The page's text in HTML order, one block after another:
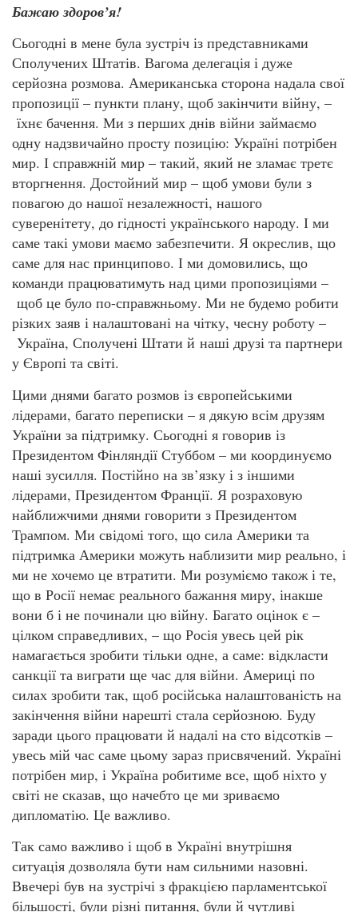
Бажаю здоров’я!
Сьогодні в мене була зустріч із представниками
Сполучених Штатів. Вагома делегація і дуже
серйозна розмова. Американська сторона надала свої
пропозиції – пункти плану, щоб закінчити війну, –
їхнє бачення. Ми з перших днів війни займаємо
одну надзвичайно просту позицію: Україні потрібен
мир. І справжній мир – такий, який не зламає третє
вторгнення. Достойний мир – щоб умови були з
повагою до нашої незалежності, нашого
суверенітету, до гідності українського народу. І ми
саме такі умови маємо забезпечити. Я окреслив, що
саме для нас принципово. І ми домовились, що
команди працюватимуть над цими пропозиціями –
щоб це було по-справжньому. Ми не будемо робити
різких заяв і налаштовані на чітку, чесну роботу –
Україна, Сполучені Штати й наші друзі та партнери
у Європі та світі.
Цими днями багато розмов із європейськими
лідерами, багато переписки – я дякую всім друзям
України за підтримку. Сьогодні я говорив із
Президентом Фінляндії Стуббом – ми координуємо
наші зусилля. Постійно на зв’язку і з іншими
лідерами, Президентом Франції. Я розраховую
найближчими днями говорити з Президентом
Трампом. Ми свідомі того, що сила Америки та
підтримка Америки можуть наблизити мир реально, і
ми не хочемо це втратити. Ми розуміємо також і те,
що в Росії немає реального бажання миру, інакше
вони б і не починали цю війну. Багато оцінок є –
цілком справедливих, – що Росія увесь цей рік
намагається зробити тільки одне, а саме: відкласти
санкції та виграти ще час для війни. Америці по
силах зробити так, щоб російська налаштованість на
закінчення війни нарешті стала серйозною. Буду
заради цього працювати й надалі на сто відсотків –
увесь мій час саме цьому зараз присвячений. Україні
потрібен мир, і Україна робитиме все, щоб ніхто у
світі не сказав, що начебто це ми зриваємо
дипломатію. Це важливо.
Так само важливо і щоб в Україні внутрішня
ситуація дозволяла бути нам сильними назовні.
Ввечері був на зустрічі з фракцією парламентської
більшості, були різні питання, були й чутливі